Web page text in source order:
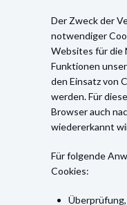
Der Zweck der
notwendiger
Websites für die
Funktionen
den Einsatz von
werden. Für
Browser auch
wiedererkannt
Für folgende
Cookies: